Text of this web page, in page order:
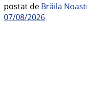
postat de Brăila
07/08/2026